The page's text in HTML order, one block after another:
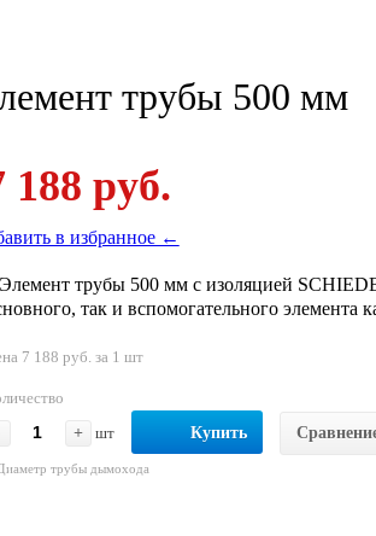
трубы 500 мм
188 руб.
в избранное ←
трубы 500 мм с изоляцией
так и вспомогательного элемента
7 188 руб. за 1 шт
+ шт Купить
трубы дымохода